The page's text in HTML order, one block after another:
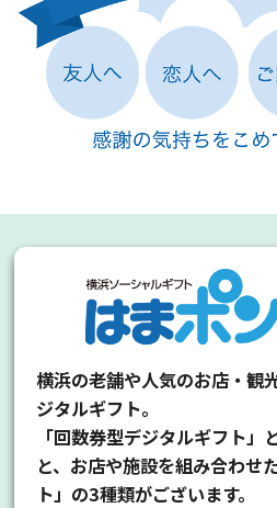
横浜の老舗や人気のお店・観
ジタルギフト。
「回数券型デジタルギフト」
と、お店や施設を組み合わせ
ト」の3種類がございます。